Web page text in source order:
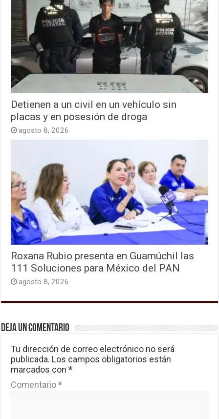
Detienen a un civil en un vehículo sin
placas y en posesión de droga
agosto 8, 2026
Roxana Rubio presenta en Guamúchil las
111 Soluciones para México del PAN
agosto 8, 2026
Deja un comentario
Tu dirección de correo electrónico no será
publicada. Los campos obligatorios están
marcados con*
Comentario*